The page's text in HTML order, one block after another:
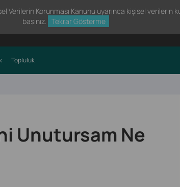
Korunması Kanunu uyarınca kişisel verilerin
basınız.
Tekrar Gösterme
Topluluk
Unutursam Ne